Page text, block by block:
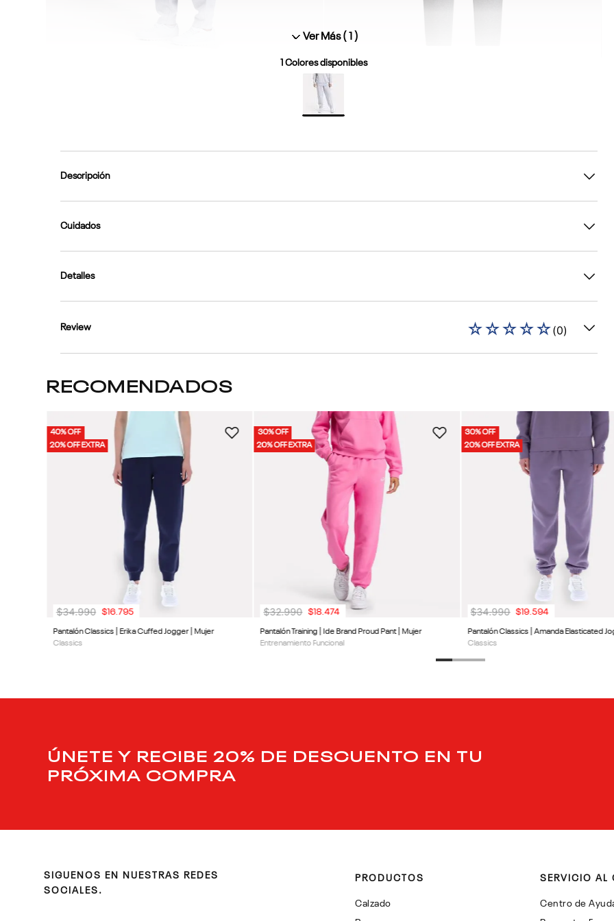
Ver Más ( 1)
Colores disponibles
Descripción
Cuidados
Detalles
Review ☆☆☆☆☆(0)
RECOMENDADOS
40% OFF
20% OFF EXTRA
Pantalón Classics | Erika Cuffed Jogger | Mujer
Classics
$34.990 $16.795
30% OFF
20% OFF EXTRA
Pantalón Training | Ide Brand Proud Pant | Mujer
Entrenamiento Funcional
$32.990 $18.474
30% OFF
20% OFF EXTRA
Pantalón Classics | Amanda Elasticated
Classics
$34.990 $19.594
ÚNETE Y RECIBE 20% DE DESCUENTO EN TU
PRÓXIMA COMPRA
SIGUENOS EN NUESTRAS REDES
SOCIALES.
PRODUCTOS
Calzado
SERVICIO AL
Centro de